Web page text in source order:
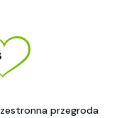
przegroda